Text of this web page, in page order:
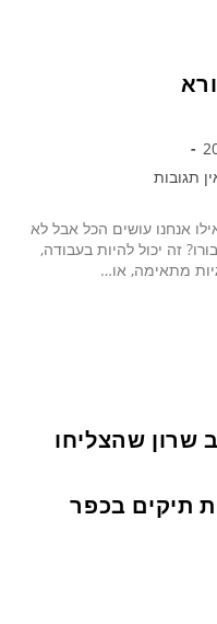
תגובות
אנחנו עושים הכל אבל לא
זה יכול להיות בעבודה,
מתאימה, או…
שרון שהצליחו
תיקים בכפר